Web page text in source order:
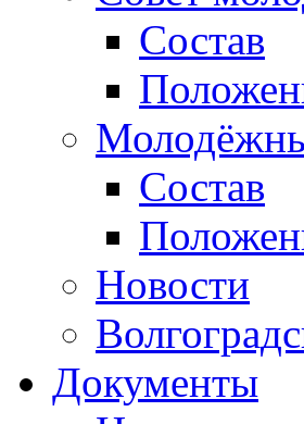
Состав
Состав
Новости
Документы